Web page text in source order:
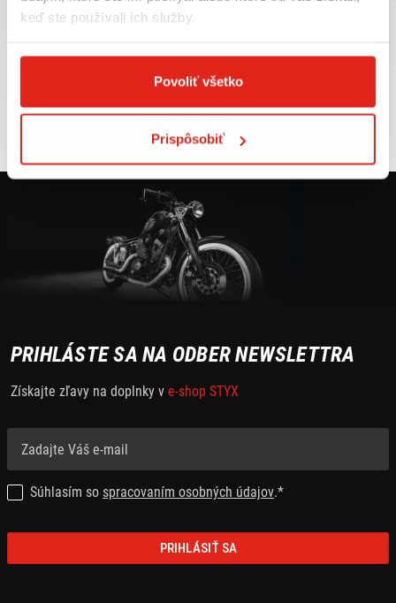
keď ste používali ich služby.
Povoliť všetko
Prispôsobiť
PRIHLÁSTE SA NA ODBER NEWSLETTRA
Získajte zľavy na doplnky v e-shop STYX
Súhlasím so spracovaním osobných údajov.*
PRIHLÁSIŤ SA